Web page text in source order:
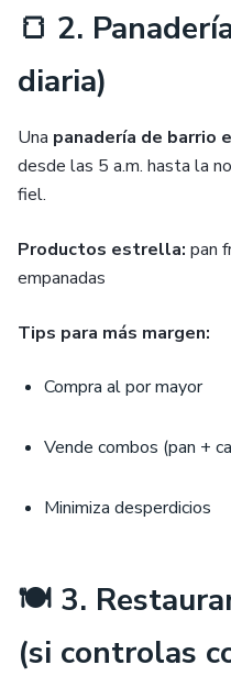
🍞 2.
diaria)
Una panadería de barrio
desde las 5 a.m. hasta la
fiel.
Productos estrella: pan
empanadas
Tips para más margen:
Compra al por mayor
Vende combos (pan +
Minimiza desperdicios
🍽 3.
(si controlas